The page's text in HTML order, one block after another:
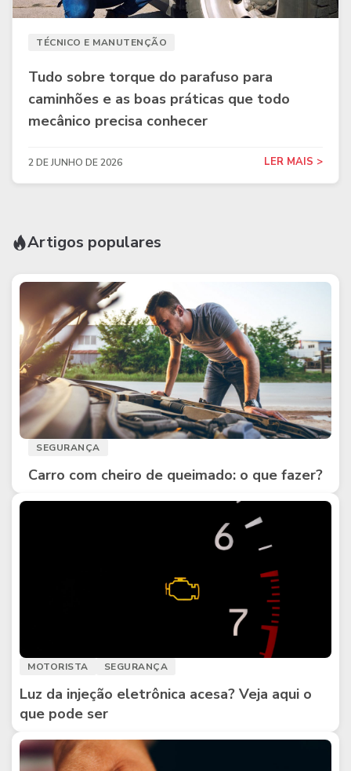
TÉCNICO E MANUTENÇÃO
Tudo sobre torque do parafuso para
caminhões e as boas práticas que todo
mecânico precisa conhecer
2 DE JUNHO DE 2026 LER MAIS >
Artigos populares
SEGURANÇA
Carro com cheiro de queimado: o que fazer?
MOTORISTA SEGURANÇA
Luz da injeção eletrônica acesa? Veja aqui o
que pode ser